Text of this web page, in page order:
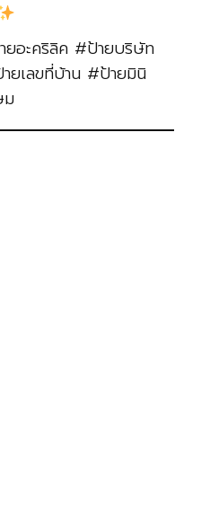
ยอะคริลิค #ป้ายบริษัท
เลขที่บ้าน #ป้ายมินิ